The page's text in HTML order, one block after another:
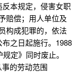
本规定，侵害女职
赔偿；用人单位及
构成犯罪的，依法
之日起施行。1988
定》同时废止。
劳动范围